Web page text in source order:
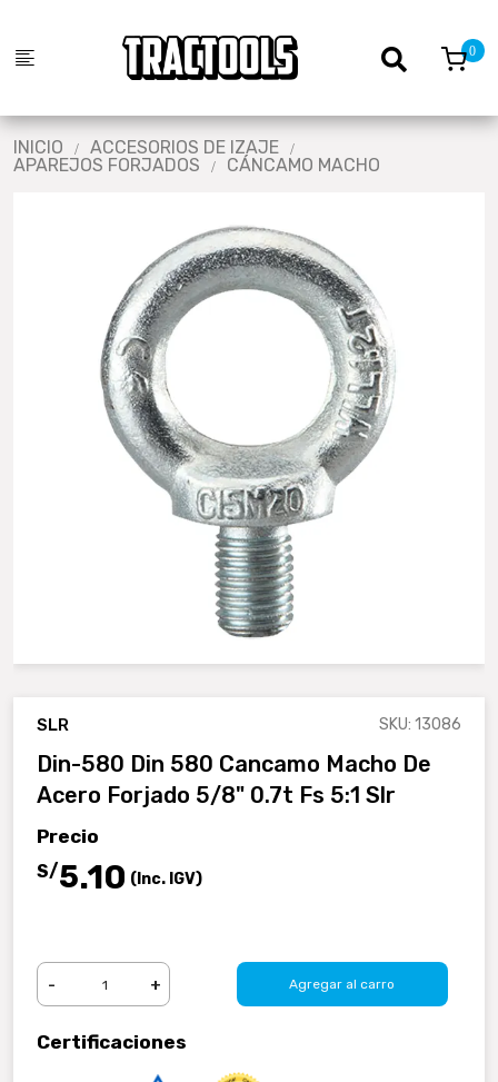
INICIO
ACCESORIOS DE IZAJE
APAREJOS FORJADOS
CÁNCAMO MACHO
SLR SKU: 13086
Din-580 Din 580 Cancamo Macho De
Acero Forjado 5/8" 0.7t Fs 5:1 Slr
Precio
S/5.10 (Inc. IGV)
- + Agregar al carro
Certificaciones